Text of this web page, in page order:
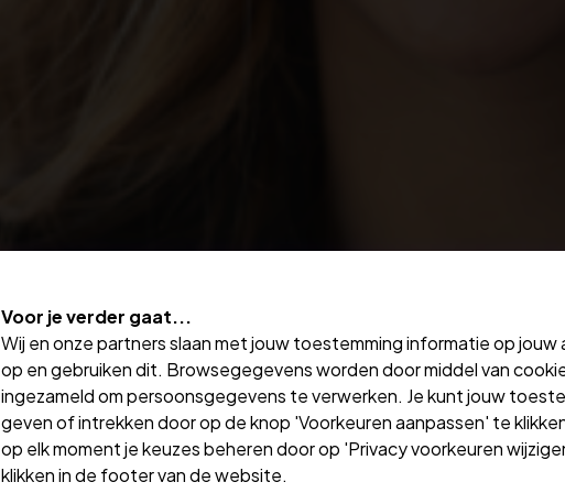
Voor je verder gaat...
Wij en onze partners slaan met jouw toestemming informatie op jouw
op en gebruiken dit. Browsegegevens worden door middel van
ingezameld om persoonsgegevens te verwerken. Je kunt jouw
geven of intrekken door op de knop 'Voorkeuren aanpassen' te
op elk moment je keuzes beheren door op 'Privacy voorkeuren
klikken in de footer van de website.